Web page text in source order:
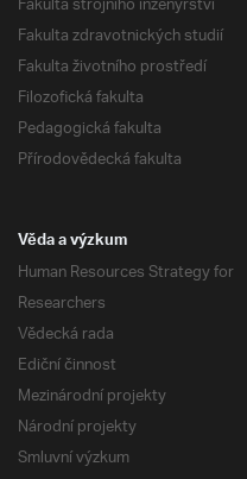
Fakulta zdravotnických studií
Fakulta životního prostředí
Filozofická fakulta
Pedagogická fakulta
Přírodovědecká fakulta
Věda a výzkum
Human Resources Strategy for
Researchers
Vědecká rada
Ediční činnost
Mezinárodní projekty
Národní projekty
Smluvní výzkum